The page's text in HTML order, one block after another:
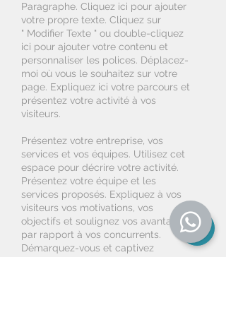
Paragraphe. Cliquez ici pour ajouter
votre propre texte. Cliquez sur
" Modifier Texte " ou double-cliquez
ici pour ajouter votre contenu et
personnaliser les polices. Déplacez-
moi où vous le souhaitez sur votre
page. Expliquez ici votre parcours et
présentez votre activité à vos
visiteurs.
Présentez votre entreprise, vos
services et vos équipes. Utilisez cet
espace pour décrire votre activité.
Présentez votre équipe et les
services proposés. Expliquez à vos
visiteurs vos motivations, vos
objectifs et soulignez vos avantages
par rapport à vos concurrents.
Démarquez-vous et captivez